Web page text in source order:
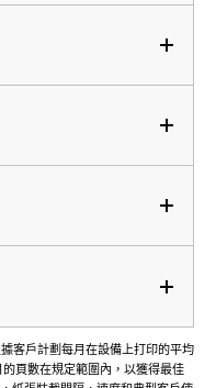
客戶計劃每月在設備上打印的平均
頁數在規定範圍內，以獲得最佳